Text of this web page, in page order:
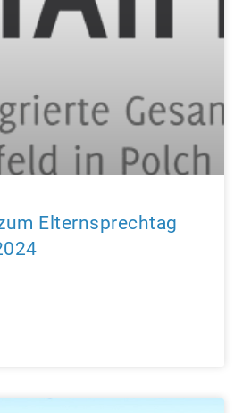
Elternsprechtag